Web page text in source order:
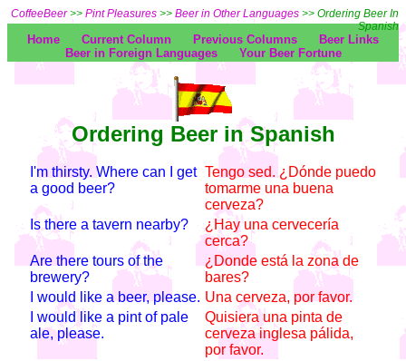
CoffeeBeer>> Pint Pleasures >> Beer in Other Languages >> Ordering Beer In
Spanish
Home Current Column Previous Columns
Beer Links
Beer in Foreign Languages
Your Beer Fortune
Ordering Beer in Spanish
I'm thirsty. Where can I get
a good beer?
Tengo sed. ¿Dónde puedo
tomarme una buena
cerveza?
Is there a tavern nearby?
¿Hay una cervecería
cerca?
Are there tours of the
brewery?
¿Donde está la zona de
bares?
I would like a beer, please. Una cerveza, por favor.
I would like a pint of pale
ale, please.
Quisiera una pinta de
cerveza inglesa pálida,
por favor.